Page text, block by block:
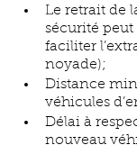
Le retrait de
sécurité
faciliter
noyade);
Distance
véhicules
Délai à
nouveau